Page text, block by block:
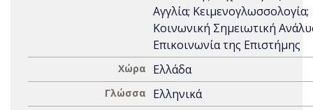
Αγγλία; Κειμενογλωσσολογία;
Κοινωνική Σημειωτική
Επικοινωνία της Επιστήμης
Χώρα Ελλάδα
Γλώσσα Ελληνικά